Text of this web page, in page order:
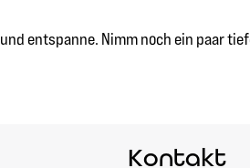
entspanne. Nimm noch ein paar
Kontakt